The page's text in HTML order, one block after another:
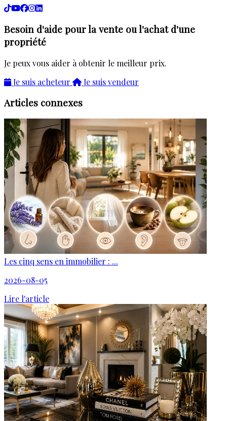
Besoin d'aide pour la vente ou l'achat d'une
propriété
Je peux vous aider à obtenir le meilleur prix.
Je suis acheteur
Je suis vendeur
Articles connexes
Les cinq sens en immobilier : ...
2026-08-05
Lire l'article